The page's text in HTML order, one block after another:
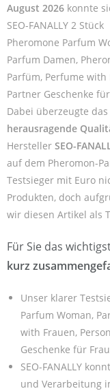
August 2026 konnte
SEO-FANALLY 2 Stück
Pheromone Parfum
Parfum Damen,
Parfüm, Perfume
Partner Geschenke
Dabei überzeugte
herausragende
Hersteller SEO-
auf dem Pheromon-
Testsieger mit Euro
Produkten, doch
wir diesen Artikel als
Für Sie das
kurz
Unser klarer
Parfum Woman,
with Frauen,
Geschenke für
SEO-FANALLY
und Verarbeitung